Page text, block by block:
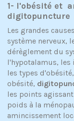
1- l'obésité et
digitopuncture
Les grandes
système nerveux,
dérèglement du
l'hypotalamus, les
les types
obésité,
les points
poids à la
amincissement